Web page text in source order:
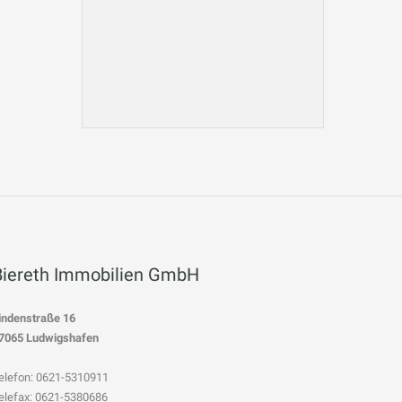
Immobilien GmbH
16
Ludwigshafen
0621-5310911
0621-5380686